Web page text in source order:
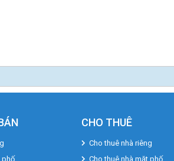
phố
CHO THUÊ
Cho thuê nhà riêng
Cho thuê nhà mặt phố